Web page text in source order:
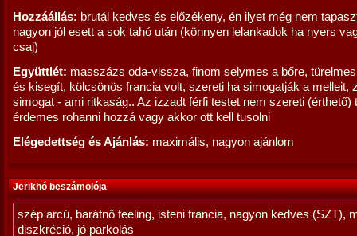
Hozzáállás: brutál kedves és előzékeny, én ilyet még nem
nagyon jól esett a sok tahó után (könnyen lelankadok ha nyers
csaj)
Együttlét: masszázs oda-vissza, finom selymes a bőre,
és kisegít, kölcsönös francia volt, szereti ha simogatják a melleit,
simogat - ami ritkaság.. Az izzadt férfi testet nem szereti (érthető)
érdemes rohanni hozzá vagy akkor ott kell tusolni
Elégedettség és Ajánlás: maximális, nagyon ajánlom
Jerikhó beszámolója
szép arcú, barátnő feeling, isteni francia, nagyon kedves (SZT),
diszkréció, jó parkolás